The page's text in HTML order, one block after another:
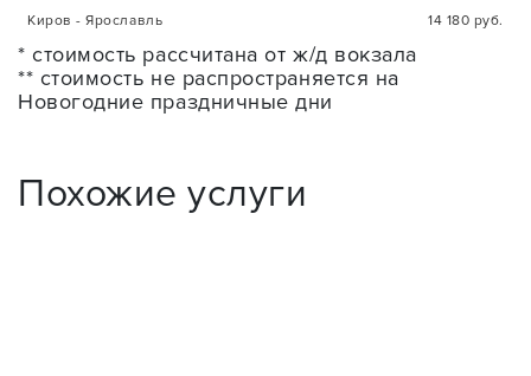
Киров - Ярославль 14 180 руб.
* стоимость рассчитана от ж/д вокзала
** стоимость не распространяется на
Новогодние праздничные дни
Похожие услуги